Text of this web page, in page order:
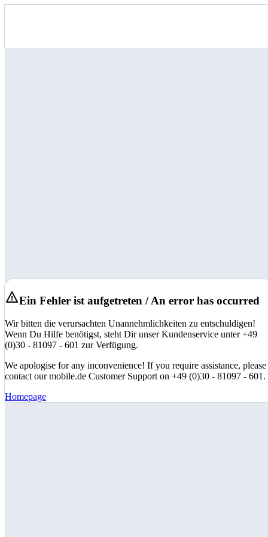
Ein Fehler ist aufgetreten / An error has occurred
Wir bitten die verursachten Unannehmlichkeiten zu entschuldigen!
Wenn Du Hilfe benötigst, steht Dir unser Kundenservice unter +49
(0)30 - 81097 - 601 zur Verfügung.
We apologise for any inconvenience! If you require assistance, please
contact our mobile.de Customer Support on +49 (0)30 - 81097 - 601.
Homepage